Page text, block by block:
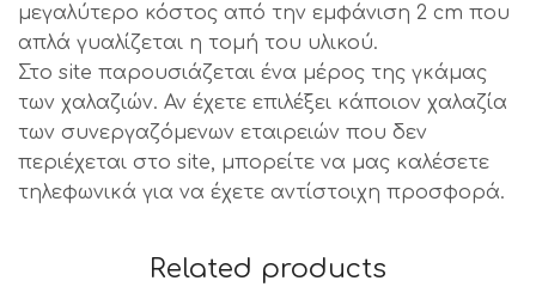
μεγαλύτερο κόστος από την εμφάνιση 2 cm που
απλά γυαλίζεται η τομή του υλικού.
Στο site παρουσιάζεται ένα μέρος της γκάμας
των χαλαζιών. Αν έχετε επιλέξει κάποιον χαλαζία
των συνεργαζόμενων εταιρειών που δεν
περιέχεται στο site, μπορείτε να μας καλέσετε
τηλεφωνικά για να έχετε αντίστοιχη προσφορά.
Related products